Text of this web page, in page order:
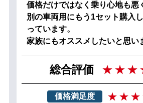
価格だけではなく乗り心地も悪
別の車両用にもう1セット購入
っています。
家族にもオススメしたいと思い
総合評価
価格満足度